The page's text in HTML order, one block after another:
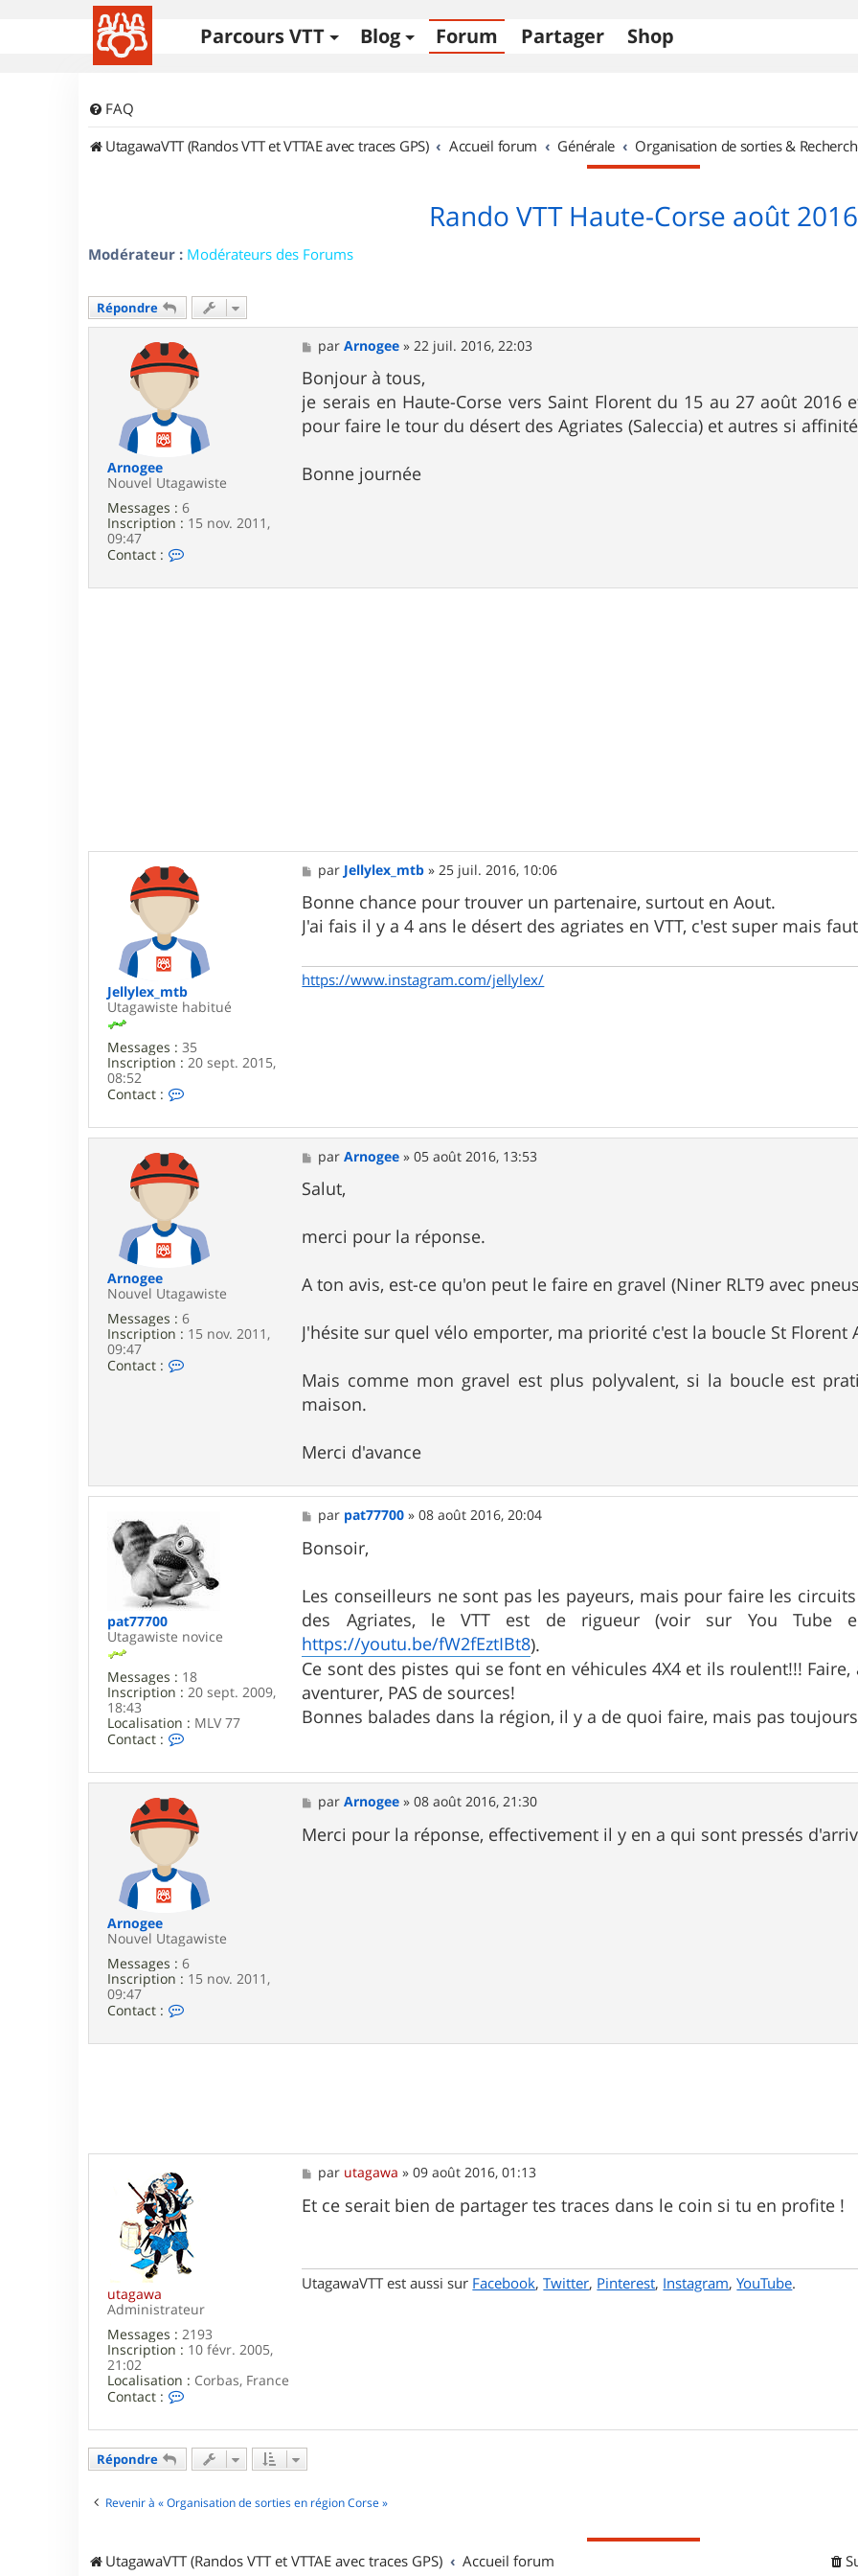
Parcours VTT Blog Forum Partager Shop
FAQ
UtagawaVTT (Randos VTT et VTTAE avec traces GPS)
Accueil forum Générale Organisation de sorties &
Rando VTT Haute-Corse août 2016
Modérateur : Modérateurs des Forums
Répondre
Arnogee
Nouvel Utagawiste
Messages : 6
Inscription : 15 nov. 2011,
09:47
Contact :
M
e
s
s
a
g
e
parArnogee »22 juil. 2016, 22:03
Bonjour à tous,
je serais en Haute-Corse vers Saint Florent du 15 au 27 août 2016
pour faire le tour du désert des Agriates (Saleccia) et autres si
Bonne journée
Jellylex_mtb
Utagawiste habitué
Messages : 35
Inscription : 20 sept. 2015,
08:52
Contact :
n
t
c
t
e
J
e
y
e
x
M
e
s
s
a
par Jellylex_mtb »25 juil. 2016, 10:06
Bonne chance pour trouver un partenaire, surtout en Aout.
J'ai fais il y a 4 ans le désert des agriates en VTT, c'est super mais
https://www.instagram.com/jellylex/
Arnogee
Nouvel Utagawiste
Messages : 6
Inscription : 15 nov. 2011,
09:47
Contact :
r
A
n
o
g
e
e
M
e
s
s
g
e
parArnogee »05 août 2016, 13:53
Salut,
merci pour la réponse.
A ton avis, est-ce qu'on peut le faire en gravel (Niner RLT9 avec
J'hésite sur quel vélo emporter, ma priorité c'est la boucle St Florent
Mais comme mon gravel est plus polyvalent, si la boucle est
maison.
Merci d'avance
pat77700
Utagawiste novice
Messages : 18
Inscription : 20 sept. 2009,
18:43
Localisation : MLV 77
Contact :
n
t
c
t
e
p
a
t
7
0
0
M
e
s
s
g
e
par pat77700 »08 août 2016, 20:04
Bonsoir,
Les conseilleurs ne sont pas les payeurs, mais pour faire les
des Agriates, le VTT est de rigueur (voir sur You Tube
https://youtu.be/fW2fEztIBt8).
Ce sont des pistes qui se font en véhicules 4X4 et ils roulent!!!
aventurer, PAS de sources!
Bonnes balades dans la région, il y a de quoi faire, mais pas
Arnogee
Nouvel Utagawiste
Messages : 6
Inscription : 15 nov. 2011,
09:47
Contact :
o
g
e
e
M
e
s
s
parArnogee »08 août 2016, 21:30
Merci pour la réponse, effectivement il y en a qui sont pressés
utagawa
Administrateur
Messages : 2193
Inscription : 10 févr. 2005,
21:02
Localisation : Corbas, France
Contact :
n
c
e
a
M
e
s
s
par utagawa »09 août 2016, 01:13
Et ce serait bien de partager tes traces dans le coin si tu en profite !
UtagawaVTT est aussi sur Facebook,Twitter, Pinterest, Instagram,YouTube.
Répondre
Revenir à « Organisation de sorties en région Corse »
UtagawaVTT (Randos VTT et VTTAE avec traces GPS) Accueil forum